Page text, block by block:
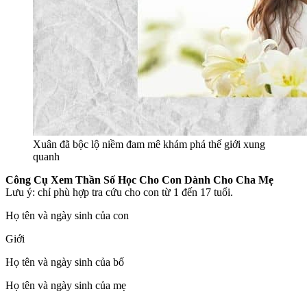
Xuân đã bộc lộ niềm đam mê khám phá thế giới xung
quanh
Công Cụ Xem Thần Số Học Cho Con Dành Cho Cha Mẹ
Lưu ý: chỉ phù hợp tra cứu cho con từ 1 đến 17 tuổi.
Họ tên và ngày sinh của con
Giới
Họ tên và ngày sinh của bố
Họ tên và ngày sinh của mẹ